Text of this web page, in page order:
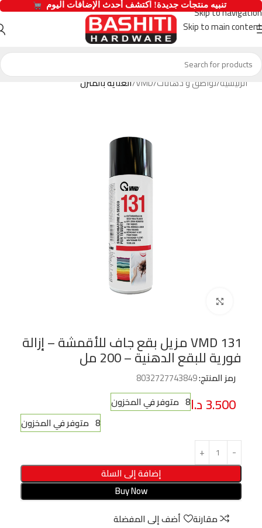
Skip to navigation
Skip to main content
الرئيسية لواصق و دهانات VMD العناية بالمنزل
VMD 131 مزيل بقع جاف للأقمشة – إزالة
فورية للبقع الدهنية – 200 مل
رمز المنتج:8032727743849
3.500د.ا8 متوفر في المخزون
8 متوفر في المخزون
إضافة إلى السلة
Buy Now
مقارنة
أضف إلى المفضلة
  تنبيه منتجات جديدة! اكتشف أحدث الإضافات اليوم